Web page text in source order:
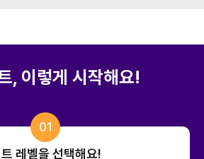
, 이렇게 시작해요!
01
레벨을 선택해요!